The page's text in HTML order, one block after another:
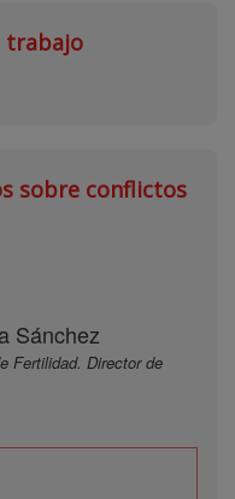
trabajo
sobre conflictos
Sánchez
Fertilidad. Director de